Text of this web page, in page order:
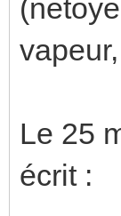
Le 25
écrit :